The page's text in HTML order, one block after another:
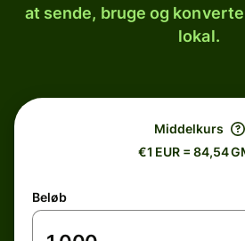
at sende, bruge og
lokal.
Middelkurs
€1 EUR = 84,54
Beløb